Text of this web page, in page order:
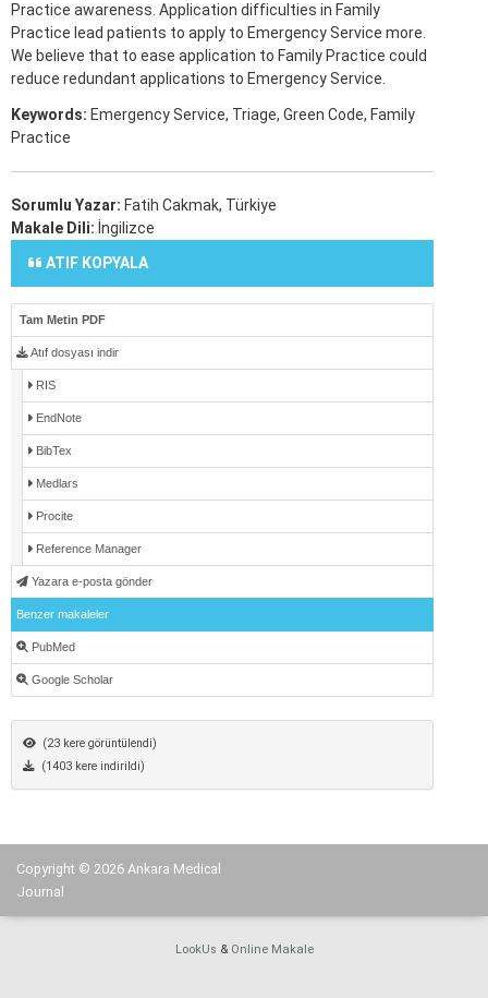
Practice awareness. Application difficulties in Family
Practice lead patients to apply to Emergency Service more.
We believe that to ease application to Family Practice could
reduce redundant applications to Emergency Service.
Keywords: Emergency Service, Triage, Green Code, Family
Practice
Sorumlu Yazar: Fatih Cakmak, Türkiye
Makale Dili: İngilizce
ATIF KOPYALA
Tam Metin PDF
Atıf dosyası indir
RIS
EndNote
BibTex
Medlars
Procite
Reference Manager
Yazara e-posta gönder
Benzer makaleler
PubMed
Google Scholar
(23 kere görüntülendi)
(1403 kere indirildi)
Copyright © 2026 Ankara Medical
Journal
LookUs & Online Makale